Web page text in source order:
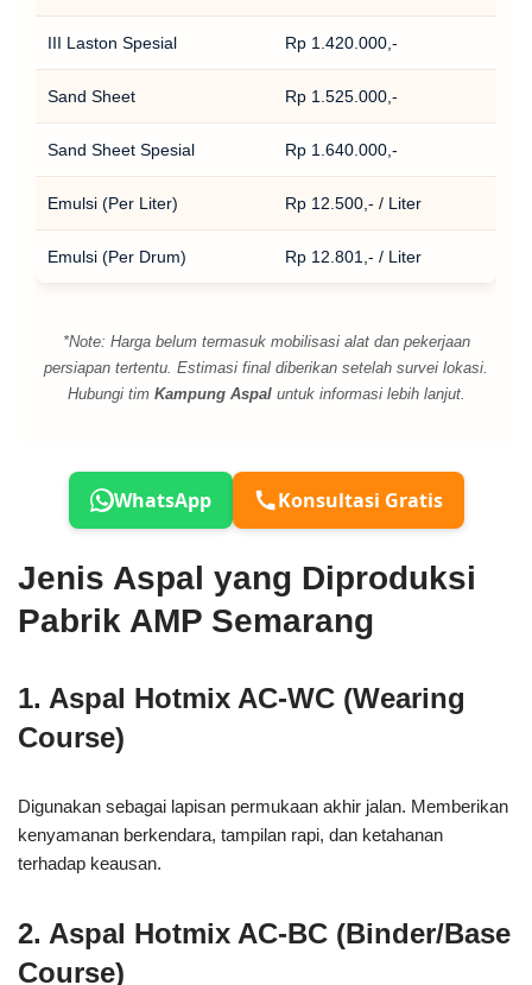
III Laston Spesial Rp 1.420.000,-
Sand Sheet Rp 1.525.000,-
Sand Sheet Spesial Rp 1.640.000,-
Emulsi (Per Liter) Rp 12.500,- / Liter
Emulsi (Per Drum) Rp 12.801,- / Liter
*Note: Harga belum termasuk mobilisasi alat dan pekerjaan
persiapan tertentu. Estimasi final diberikan setelah survei lokasi.
Hubungi tim Kampung Aspaluntuk informasi lebih lanjut.
WhatsApp Konsultasi Gratis
Jenis Aspal yang Diproduksi
Pabrik AMP Semarang
1. Aspal Hotmix AC-WC (Wearing
Course)
Digunakan sebagai lapisan permukaan akhir jalan. Memberikan
kenyamanan berkendara, tampilan rapi, dan ketahanan
terhadap keausan.
2. Aspal Hotmix AC-BC (Binder/Base
Course)